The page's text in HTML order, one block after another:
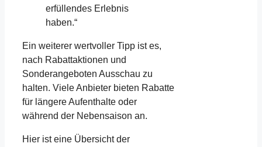
erfüllendes Erlebnis
haben.“
Ein weiterer wertvoller Tipp ist es,
nach Rabattaktionen und
Sonderangeboten Ausschau zu
halten. Viele Anbieter bieten Rabatte
für längere Aufenthalte oder
während der Nebensaison an.
Hier ist eine Übersicht der